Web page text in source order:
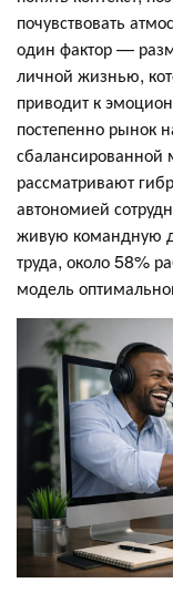
почувствовать
один фактор —
личной жизнью,
приводит к
постепенно рынок
сбалансированной
рассматривают
автономией
живую командную
труда, около 58%
модель